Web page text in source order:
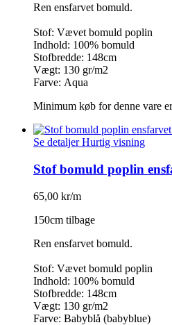
Ren ensfarvet bomuld.
Stof: Vævet bomuld poplin
Indhold: 100% bomuld
Stofbredde: 148cm
Vægt: 130 gr/m2
Farve: Aqua
Minimum køb for denne vare
Se detaljerHurtig visning
Stof bomuld poplin
65,00 kr/m
150cm tilbage
Ren ensfarvet bomuld.
Stof: Vævet bomuld poplin
Indhold: 100% bomuld
Stofbredde: 148cm
Vægt: 130 gr/m2
Farve: Babyblå (babyblue)